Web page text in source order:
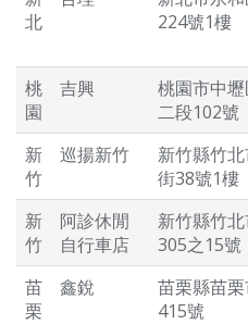
北
224號1樓
桃
園
吉興
桃園市中
二段102號
新
竹
巡揚新竹
新竹縣竹
街38號1樓
新
竹
阿診休閒
自行車店
新竹縣竹
305之15號
苗
栗
鑫銳
苗栗縣苗
415號